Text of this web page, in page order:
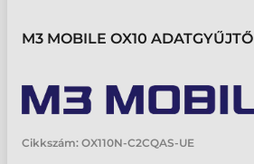
M3 MOBILE OX10 ADATGYŰJTŐ
Cikkszám: OX110N-C2CQAS-UE